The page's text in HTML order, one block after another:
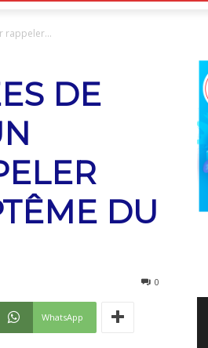
rappeler...
DE
DU
0
WhatsApp